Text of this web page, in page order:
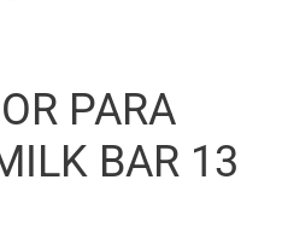
PARA
BAR 13